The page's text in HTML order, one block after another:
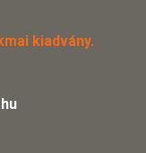
kiadvány.